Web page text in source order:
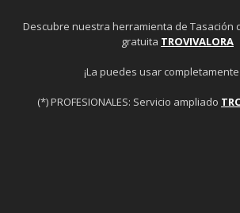
Descubre nuestra herramienta de Tasación
gratuita TROVIVALORA
¡La puedes usar
(*) PROFESIONALES: Servicio ampliado